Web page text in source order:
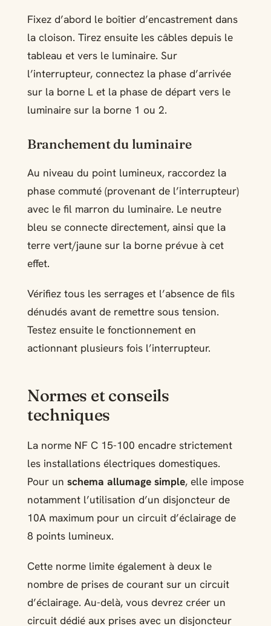
Fixez d’abord le boîtier d’encastrement dans
la cloison. Tirez ensuite les câbles depuis le
tableau et vers le luminaire. Sur
l’interrupteur, connectez la phase d’arrivée
sur la borne L et la phase de départ vers le
luminaire sur la borne 1 ou 2.
Branchement du luminaire
Au niveau du point lumineux, raccordez la
phase commuté (provenant de l’interrupteur)
avec le fil marron du luminaire. Le neutre
bleu se connecte directement, ainsi que la
terre vert/jaune sur la borne prévue à cet
effet.
Vérifiez tous les serrages et l’absence de fils
dénudés avant de remettre sous tension.
Testez ensuite le fonctionnement en
actionnant plusieurs fois l’interrupteur.
Normes et conseils
techniques
La norme NF C 15-100 encadre strictement
les installations électriques domestiques.
Pour un schema allumage simple, elle impose
notamment l’utilisation d’un disjoncteur de
10A maximum pour un circuit d’éclairage de
8 points lumineux.
Cette norme limite également à deux le
nombre de prises de courant sur un circuit
d’éclairage. Au-delà, vous devrez créer un
circuit dédié aux prises avec un disjoncteur